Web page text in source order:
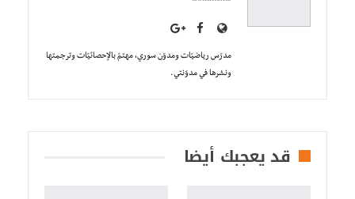
مدرّس رياضيّات ومدوّن سوري، مهتمّ بالإحصائيّات وترجمتها
ونشرها في مدوّنتي.
قد يعجبك أيضا